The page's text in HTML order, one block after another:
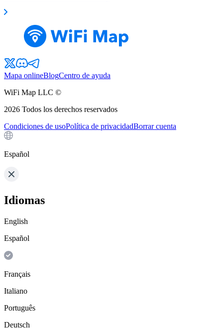
Mapa onlineBlogCentro de ayuda
WiFi Map LLC ©
2026 Todos los derechos reservados
Condiciones de usoPolítica de privacidadBorrar cuenta
Español
Idiomas
English
Español
Français
Italiano
Português
Deutsch